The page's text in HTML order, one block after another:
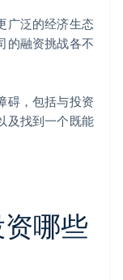
广泛的经济生态
的融资挑战各不
碍，包括与投资
及找到一个既能
哪些